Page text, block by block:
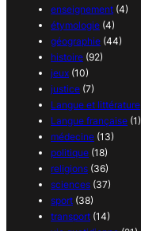
enseignement (4)
étymologie (4)
géographie (44)
histoire (92)
jeux (10)
justice (7)
Langue et littérature
Langue française (1)
médecine (13)
politique (18)
religions (36)
sciences (37)
sport (38)
transport (14)